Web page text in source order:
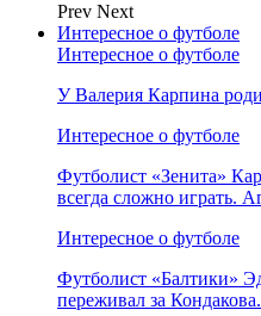
Prev Next
Интересное о футболе
Интересное о футболе
У Валерия Карпина
Интересное о футболе
Футболист «Зенита»
всегда сложно играть.
Интересное о футболе
Футболист «Балтики»
переживал за